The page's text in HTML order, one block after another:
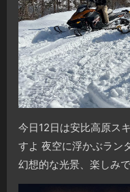
今日12日は安比高原ス
すよ 夜空に浮かぶラン
幻想的な光景、楽しみ